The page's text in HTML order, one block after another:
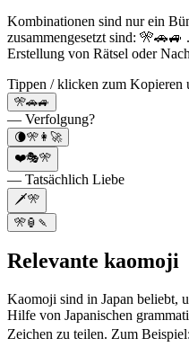
Kombinationen sind nur ein
zusammengesetzt sind:
Erstellung von Rätsel oder
Tippen / klicken zum Kopieren
🎌🚗🚙
— Verfolgung?
🌘🎌👩‍🚀
❤️🎭🎌
— Tatsächlich Liebe
🗡️🎌
🎌🏮🍡
Relevante kaomoji
Kaomoji sind in Japan beliebt,
Hilfe von Japanischen
Zeichen zu teilen. Zum